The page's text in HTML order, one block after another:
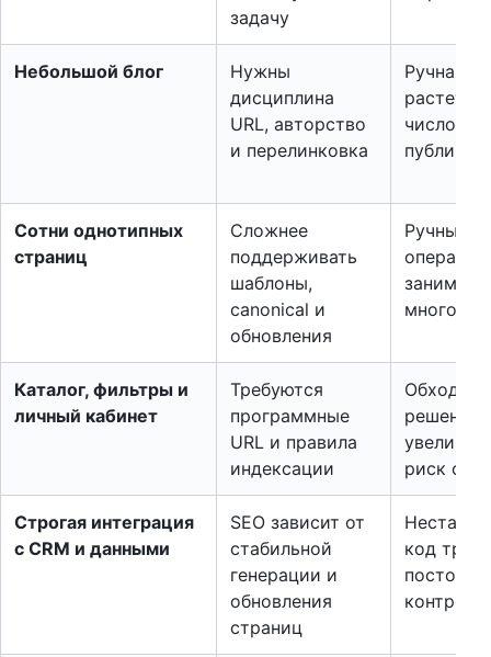
задачу
Небольшой блог
Нужны
дисциплина
URL, авторство
и перелинковка
Ручная
растет с
числом
Сотни однотипных
страниц
Сложнее
поддерживать
шаблоны,
canonical и
обновления
Ручные
операции
занимают
много
Каталог, фильтры и
личный кабинет
Требуются
программные
URL и правила
индексации
Обходные
решения
риск
Строгая интеграция
с CRM и данными
SEO зависит от
стабильной
генерации и
обновления
страниц
код
контроля